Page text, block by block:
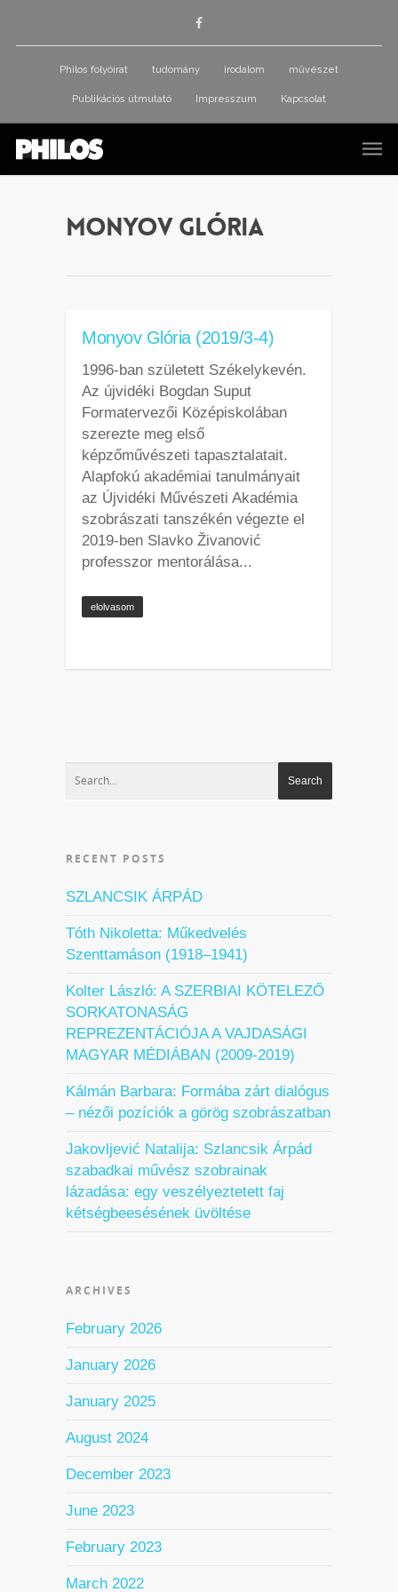
Philos folyóirat tudomány irodalom művészet
Publikációs útmutató Impresszum Kapcsolat
Monyov Glória
Monyov Glória (2019/3-4)
1996-ban született Székelykevén.
Az újvidéki Bogdan Suput
Formatervezői Középiskolában
szerezte meg első
képzőművészeti tapasztalatait.
Alapfokú akadémiai tanulmányait
az Újvidéki Művészeti Akadémia
szobrászati tanszékén végezte el
2019-ben Slavko Živanović
professzor mentorálása...
elolvasom
RECENT POSTS
SZLANCSIK ÁRPÁD
Tóth Nikoletta: Műkedvelés
Szenttamáson (1918–1941)
Kolter László: A SZERBIAI KÖTELEZŐ
SORKATONASÁG
REPREZENTÁCIÓJA A VAJDASÁGI
MAGYAR MÉDIÁBAN (2009-2019)
Kálmán Barbara: Formába zárt dialógus
– nézői pozíciók a görög szobrászatban
Jakovljević Natalija: Szlancsik Árpád
szabadkai művész szobrainak
lázadása: egy veszélyeztetett faj
kétségbeesésének üvöltése
ARCHIVES
February 2026
January 2026
January 2025
August 2024
December 2023
June 2023
February 2023
March 2022